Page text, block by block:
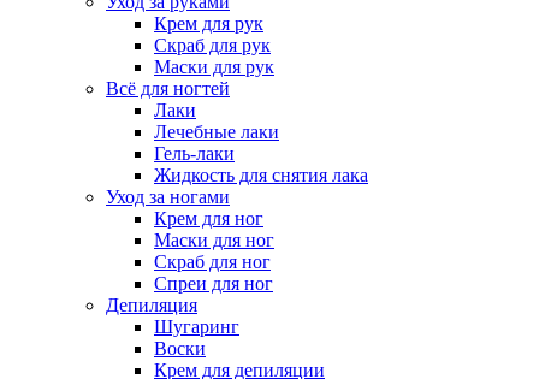
Крем для рук
Скраб для рук
Маски для рук
Всё для ногтей
Лаки
Лечебные лаки
Гель-лаки
Жидкость для снятия лака
Уход за ногами
Крем для ног
Маски для ног
Скраб для ног
Спреи для ног
Депиляция
Шугаринг
Воски
Крем для депиляции